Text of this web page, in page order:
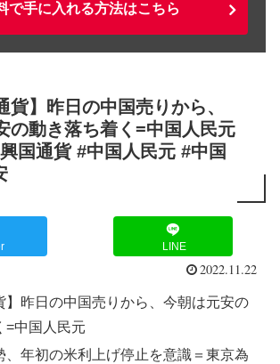
で手に入れる方法はこちら
貨】昨日の中国売りから、
の動き落ち着く=中国人民元
国通貨 #中国人民元 #中国
LINE
2022.11.22
】昨日の中国売りから、今朝は元安の
=中国人民元
、年初の米利上げ停止を意識＝東京為